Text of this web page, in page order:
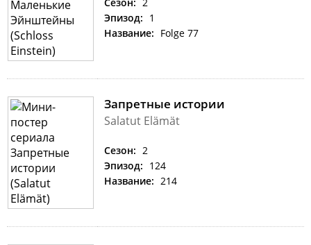
Эпизод: 1
Название: Folge 77
Запретные истории
Salatut Elämät
Сезон: 2
Эпизод: 124
Название: 214